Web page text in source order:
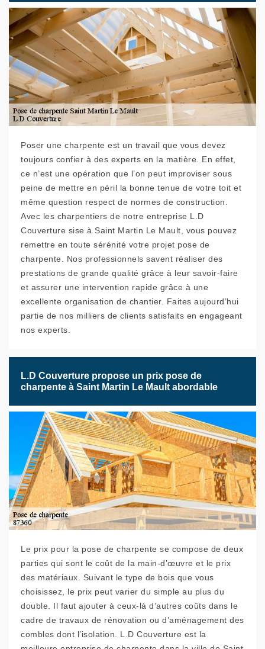
Poser une charpente est un travail que vous devez
toujours confier à des experts en la matière. En effet,
ce n’est une opération que l’on peut improviser sous
peine de mettre en péril la bonne tenue de votre toit et
même question respect de normes de construction.
Avec les charpentiers de notre entreprise L.D
Couverture sise à Saint Martin Le Mault, vous pouvez
remettre en toute sérénité votre projet pose de
charpente. Nos professionnels savent réaliser des
prestations de grande qualité grâce à leur savoir-faire
et assurer une intervention rapide grâce à une
excellente organisation de chantier. Faites aujourd’hui
partie de nos milliers de clients satisfaits en engageant
nos experts.
L.D Couverture propose un prix pose de
charpente à Saint Martin Le Mault abordable
Le prix pour la pose de charpente se compose de deux
parties qui sont le coût de la main-d’œuvre et le prix
des matériaux. Suivant le type de bois que vous
choisissez, le prix peut varier du simple au plus du
double. Il faut ajouter à ceux-là d’autres coûts dans le
cadre de travaux de rénovation ou d’aménagement des
combles dont l’isolation. L.D Couverture est la